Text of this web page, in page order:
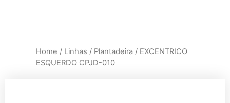
Home / Linhas / Plantadeira / EXCENTRICO
ESQUERDO CPJD-010